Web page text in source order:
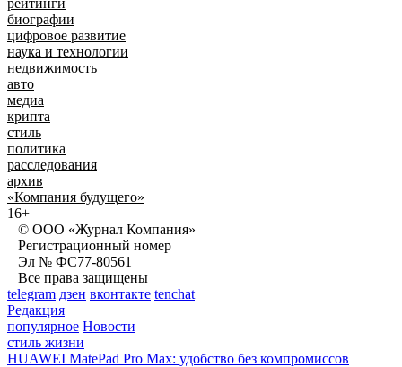
рейтинги
биографии
цифровое развитие
наука и технологии
недвижимость
авто
медиа
крипта
стиль
политика
расследования
архив
«Компания будущего»
16+
© ООО «Журнал Компания»
Регистрационный номер
Эл № ФС77-80561
Все права защищены
telegram дзен вконтакте tenchat
Редакция
популярное Новости
стиль жизни
HUAWEI MatePad Pro Max: удобство без компромиссов